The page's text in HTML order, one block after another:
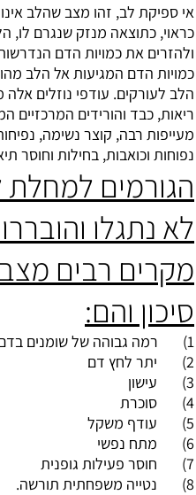
אי ספיקת לב, זהו מצב שהלב
כראוי, כתוצאה מנזק שנגרם לו,
ולהזרים את כמויות הדם
כמויות הדם המגיעות אל הלב
הלב לעורקים. עודפי נוזלים אלה
ריאות, כבד והורידים המרכזיים
מעייפות רבה, קוצר נשימה,
נפוחות וכואבות, בחילות וחוסר
הגורמים למחלת
לא נתגלו
מקרים רבים
סיכון והם:
1) רמה גבוהה של שומנים בדם
2)
יתר לחץ דם
3)
עישון
4)
סוכרת
5)
עודף משקל
6) מתח נפשי
7) חוסר פעילות גופנית
8) נטייה משפחתית תורשה.